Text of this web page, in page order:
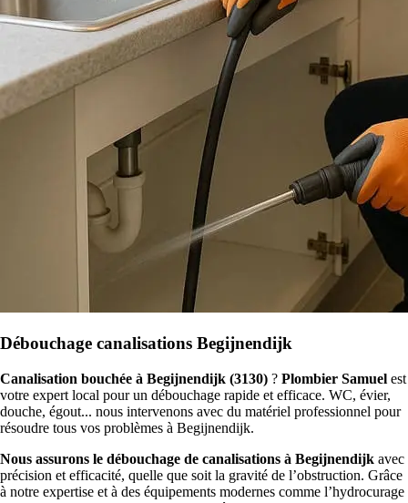
Débouchage canalisations Begijnendijk
Canalisation bouchée à Begijnendijk (3130) ? Plombier Samuel est
votre expert local pour un débouchage rapide et efficace. WC, évier,
douche, égout... nous intervenons avec du matériel professionnel pour
résoudre tous vos problèmes à Begijnendijk.
Nous assurons le débouchage de canalisations à Begijnendijk avec
précision et efficacité, quelle que soit la gravité de l’obstruction. Grâce
à notre expertise et à des équipements modernes comme l’hydrocurage